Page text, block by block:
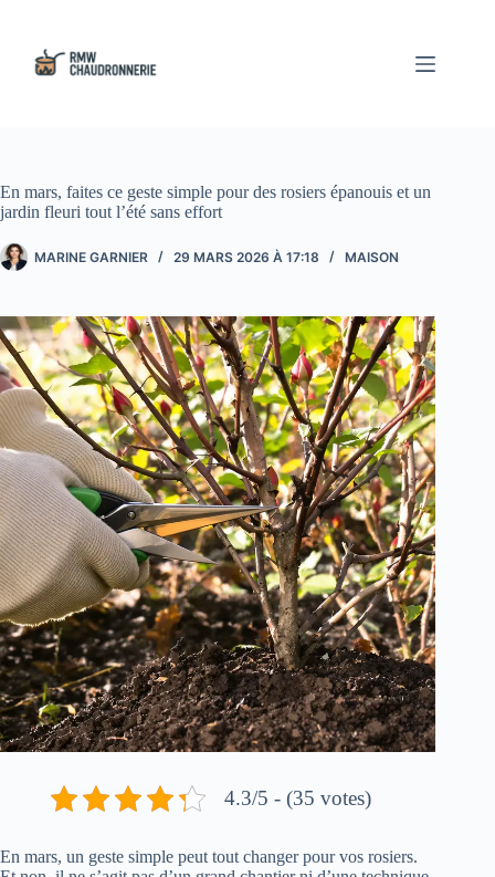
contenu
En mars, faites ce geste simple pour des rosiers épanouis et un
jardin fleuri tout l’été sans effort
MARINE GARNIER 29 MARS 2026 À 17:18 MAISON
4.3/5 - (35 votes)
En mars, un geste simple peut tout changer pour vos rosiers.